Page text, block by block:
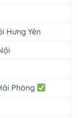
Hưng Yên
Phòng